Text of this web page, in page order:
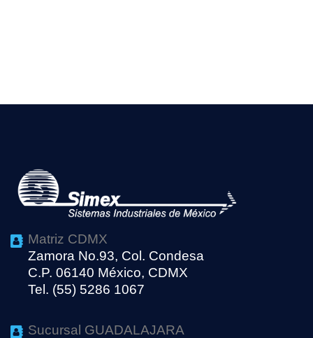
Matriz CDMX
Zamora No.93, Col. Condesa
C.P. 06140 México, CDMX
Tel. (55) 5286 1067
Sucursal GUADALAJARA